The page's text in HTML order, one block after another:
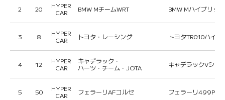
2 20
HYPER
CAR
BMW MチームWRT BMW Mハイブリッ
3 8
HYPER
CAR
トヨタ・レーシング トヨタTR010ハイブ
4 12
HYPER
CAR
キャデラック・
ハーツ・チーム・JOTA
キャデラックVシリ
5 50
HYPER
CAR
フェラーリAFコルセ フェラーリ499P